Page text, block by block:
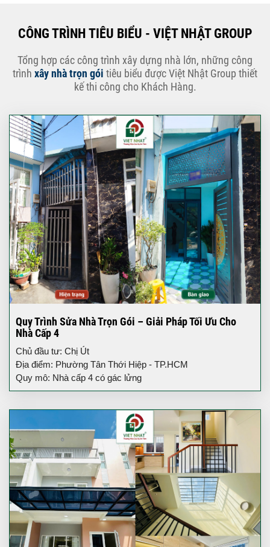
CÔNG TRÌNH TIÊU BIỂU - VIỆT NHẬT GROUP
Tổng hợp các công trình xây dựng nhà lớn, những công
trình xây nhà trọn gói tiêu biểu được Việt Nhật Group thiết
kế thi công cho Khách Hàng.
Quy Trình Sửa Nhà Trọn Gói – Giải Pháp Tối Ưu Cho
Nhà Cấp 4
Chủ đầu tư: Chị Út
Địa điểm: Phường Tân Thới Hiệp - TP.HCM
Quy mô: Nhà cấp 4 có gác lửng